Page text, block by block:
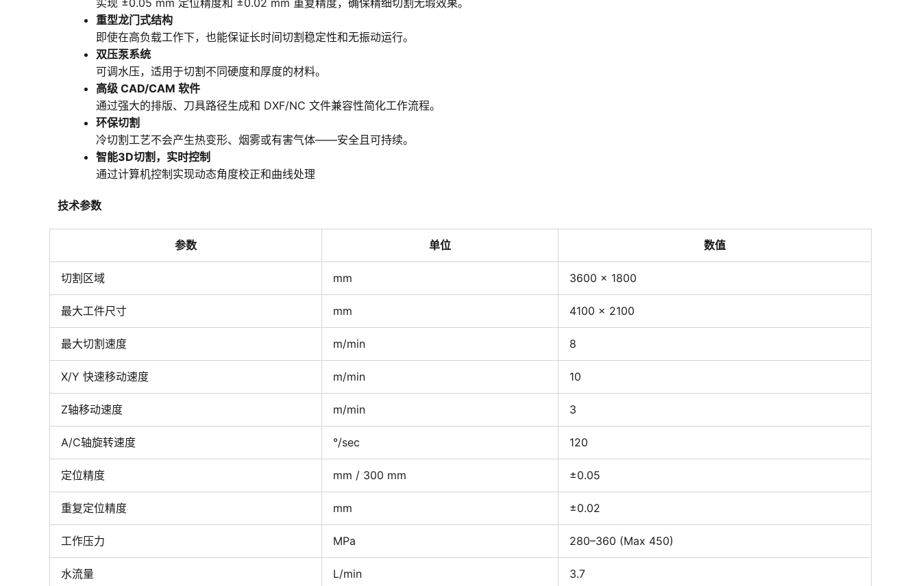
重型龙门式结构
即使在高负载工作下，也能保证长时间切割稳定性和无振动运行。
双压泵系统
可调水压，适用于切割不同硬度和厚度的材料。
高级 CAD/CAM 软件
通过强大的排版、刀具路径生成和 DXF/NC 文件兼容性简化工作流程。
环保切割
冷切割工艺不会产生热变形、烟雾或有害气体——安全且可持续。
智能3D切割，实时控制
通过计算机控制实现动态角度校正和曲线处理
技术参数
参数 单位 数值
切割区域 mm 3600 × 1800
最大工件尺寸 mm 4100 × 2100
最大切割速度 m/min 8
X/Y 快速移动速度 m/min 10
Z轴移动速度 m/min 3
A/C轴旋转速度 °/sec 120
定位精度 mm / 300 mm ±0.05
重复定位精度 mm ±0.02
工作压力 MPa 280–360 (Max 450)
水流量 L/min 3.7